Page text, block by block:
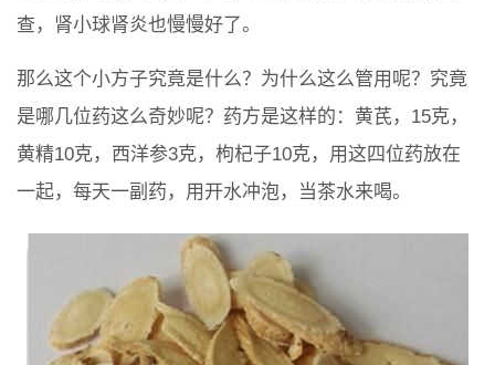
查，肾小球肾炎也慢慢好了。
那么这个小方子究竟是什么？为什么这么管用呢？究竟
是哪几位药这么奇妙呢？药方是这样的：黄芪，15克，
黄精10克，西洋参3克，枸杞子10克，用这四位药放在
一起，每天一副药，用开水冲泡，当茶水来喝。